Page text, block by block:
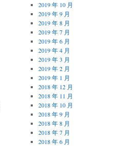
2019 年 10 月
2019 年 9 月
2019 年 8 月
2019 年 7 月
2019 年 6 月
2019 年 4 月
2019 年 3 月
2019 年 2 月
2019 年 1 月
2018 年 12 月
2018 年 11 月
2018 年 10 月
2018 年 9 月
2018 年 8 月
2018 年 7 月
2018 年 6 月